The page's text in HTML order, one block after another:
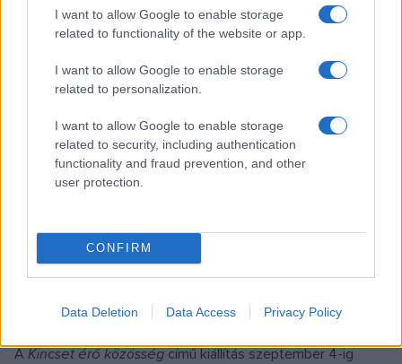
I want to allow Google to enable storage
related to functionality of the website or app.
I want to allow Google to enable storage
related to personalization.
I want to allow Google to enable storage
related to security, including authentication
functionality and fraud prevention, and other
user protection.
CONFIRM
Data Deletion Data Access Privacy Policy
tudományos értéke jelentősen csorbult – hangsúlyozzák a
emlékeztet: ennek keretében a múzeum a saját
szakembergárdája mellett önkéntesek közreműködésével
folytat kutatást, tár fel régészeti lelőhelyeket és végzi el a
programja 2017-ben indult; résztvevői csak tavaly több mint
1600 munkaórát dolgoztak a feltárásoknál. A résztvevők
tevékenysége nemcsak a terepi munkát, hanem sokszor a
leletek feldolgozását, leltározását is segíti.
AKincset érő közösségcímű kiállítás szeptember 4-ig